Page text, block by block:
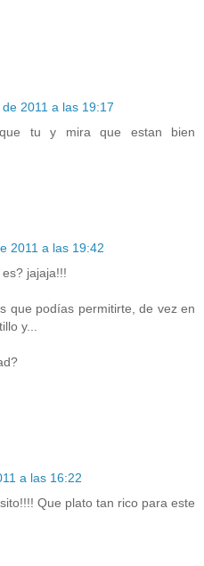
2011 a las 19:17
tu y mira que estan bien
2011 a las 19:42
jajaja!!!
que podías permitirte, de vez en
y...
a las 16:22
Que plato tan rico para este